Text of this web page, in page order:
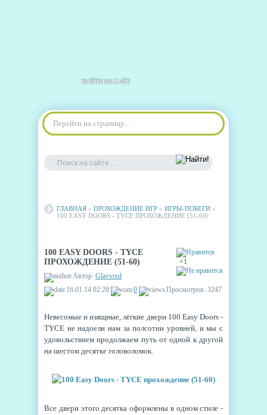
ВОЙТИ НА САЙТ
Перейти на страницу...
ГЛАВНАЯ » ПРОХОЖДЕНИЕ ИГР » ИГРЫ-ПОБЕГИ »
100 EASY DOORS - TYCE ПРОХОЖДЕНИЕ (51-60)
+1
100 EASY DOORS - TYCE
ПРОХОЖДЕНИЕ (51-60)
Автор: Glavvred
16.01.14 02:28
0 Просмотров: 3247
Невесомые и изящные, лёгкие двери 100 Easy Doors -
TYCE не надоели нам за полсотни уровней, и мы с
удовольствием продолжаем путь от одной к другой
на шестом десятке головоломок.
Все двери этого десятка оформлены в одном стиле -